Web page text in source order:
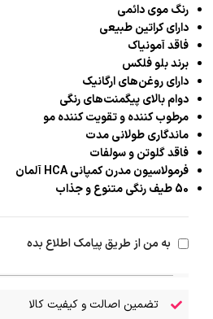
رنگ موی دائمی
دارای کراتین طبیعی
فاقد آمونیاک
برند بلو فلکس
دارای روغن‌های ارگانیک
دوام بالای پیگمنت‌های رنگی
مرطوب کننده و تقویت کننده مو
ماندگاری طولانی مدت
فاقد گلوتن و سولفات
فرمولاسیون مدرن کمپانی HCA آلمان
50 طیف رنگی متنوع و جذاب
به من از طریق پیامک اطلاع بده
تضمین اصالت و کیفیت کالا